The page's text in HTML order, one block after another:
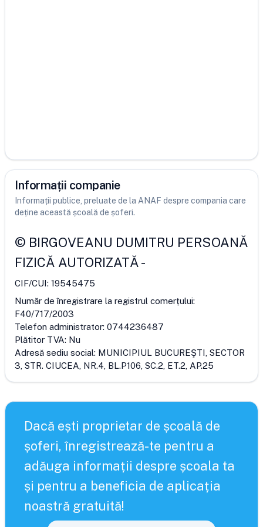
Informații companie
Informații publice, preluate de la ANAF despre compania care
deține această școală de șoferi.
© BIRGOVEANU DUMITRU PERSOANĂ
FIZICĂ AUTORIZATĂ-
CIF/CUI: 19545475
Număr de înregistrare la registrul comerțului:
F40/717/2003
Telefon administrator: 0744236487
Plătitor TVA: Nu
Adresă sediu social: MUNICIPIUL BUCUREŞTI, SECTOR
3, STR. CIUCEA, NR.4, BL.P106, SC.2, ET.2, AP.25
Dacă ești proprietar de școală de
șoferi, înregistrează-te pentru a
adăuga informații despre școala ta
și pentru a beneficia de aplicația
noastră gratuită!